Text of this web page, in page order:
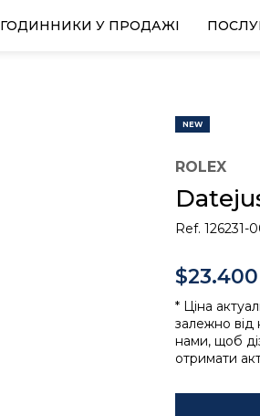
ГОДИННИКИ У ПРОДАЖІ
NEW
ROLEX
Ref. 126231-
$23.400
* Ціна
залежно від
нами, щоб
отримати